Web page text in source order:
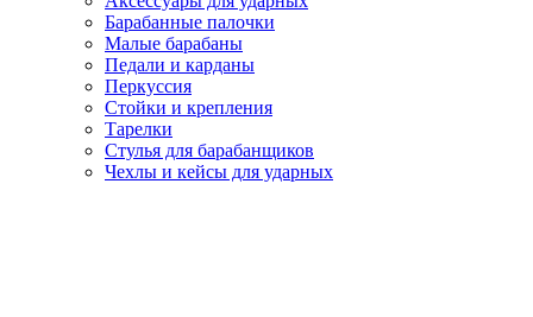
Барабанные палочки
Малые барабаны
Педали и карданы
Перкуссия
Стойки и крепления
Тарелки
Стулья для барабанщиков
Чехлы и кейсы для ударных